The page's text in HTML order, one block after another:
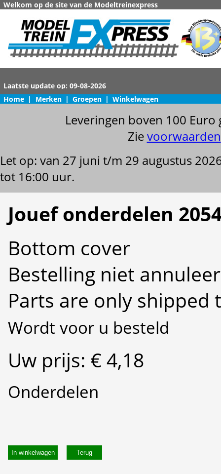
Welkom op de site van de Modeltreinexpress
Home | Merken | Groepen | Winkelwagen
Leveringen boven 100
Zievoorwaarden
Let op: van 27 juni t/m 29 augustus
tot 16:00 uur.
Jouef onderdelen
Bottom cover
Bestelling niet
Parts are only shipped
Wordt voor u besteld
Uw prijs: € 4,18
Onderdelen
In winkelwagen